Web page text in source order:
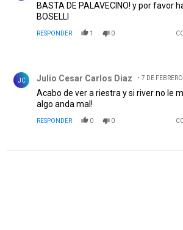
BASTA DE PALAVECINO! y por favor
BOSELLI
RESPONDER 1 0
JC Julio Cesar Carlos Diaz 7 DE
Acabo de ver a riestra y si river no le
algo anda mal!
RESPONDER 0 0